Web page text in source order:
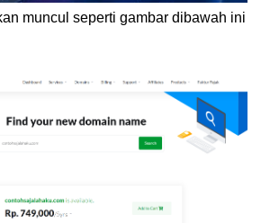
muncul seperti gambar dibawah ini